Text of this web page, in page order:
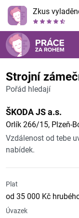
Zkus
Strojní
Pořád hledají
ŠKODA JS a.s.
Orlík 266/15, Plzeň-
Vzdálenost od tebe
nabídek.
Plat
od 35 000 Kč
Úvazek